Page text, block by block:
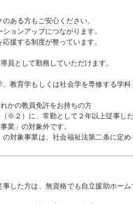
ある方もご安心ください。
ョンアップにつながります。
援する制度が整っています。
員として勤務していただけます。
教育学もしくは社会学を専修する学科
かの教員免許をお持ちの方
２）に、常勤として２年以上従事し
」の対象外です。
象事業は、社会福祉法第二条に定め
した方は、無資格でも自立援助ホー